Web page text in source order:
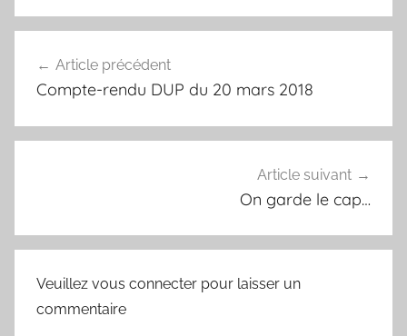
G
de
Article précédent
Compte-rendu DUP du 20 mars 2018
Article suivant
On garde le cap…
Veuillez vous connecter pour laisser un
commentaire